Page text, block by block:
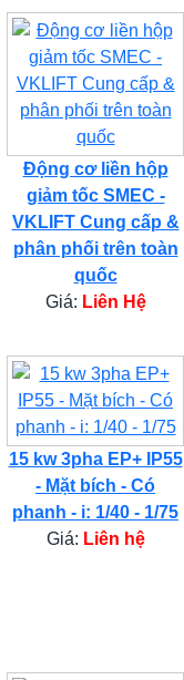
Động cơ liền hộp
giảm tốc SMEC -
VKLIFT Cung cấp &
phân phối trên toàn
quốc
Giá: Liên Hệ
15 kw 3pha EP+ IP55
- Mặt bích - Có
phanh - i: 1/40 - 1/75
Giá: Liên hệ